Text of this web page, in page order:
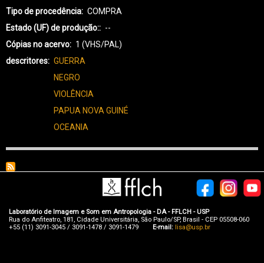
Tipo de procedência
COMPRA
Estado (UF) de produção:
--
Cópias no acervo
1 (VHS/PAL)
descritores
GUERRA
NEGRO
VIOLÊNCIA
PAPUA NOVA GUINÉ
OCEANIA
Laboratório de Imagem e Som em Antropologia - DA - FFLCH - USP
Rua do Anfiteatro, 181, Cidade Universitária, São Paulo/SP, Brasil - CEP 05508-060
+55 (11) 3091-3045 / 3091-1478 / 3091-1479
E-mail: lisa@usp.br